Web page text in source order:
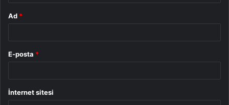
Ad *
E-posta *
İnternet sitesi